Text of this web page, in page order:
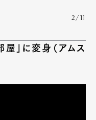
2/11
」に変身（アムス